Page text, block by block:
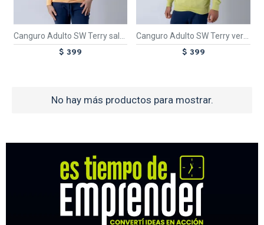
Canguro Adulto SW Terry salmon
$ 399
Canguro Adulto SW Terry verde limon
$ 399
No hay más productos para mostrar.